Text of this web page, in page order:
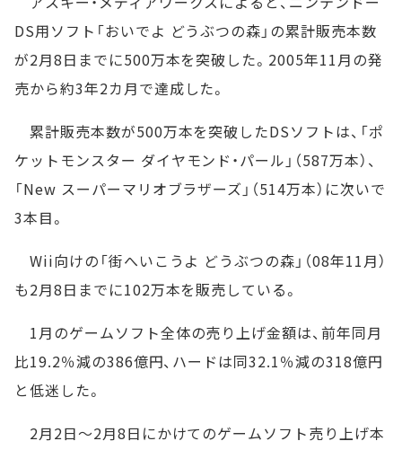
DS用ソフト「おいでよ どうぶつの森」の累計販売本数
が2月8日までに500万本を突破した。2005年11月の発
売から約3年2カ月で達成した。
累計販売本数が500万本を突破したDSソフトは、「ポ
ケットモンスター ダイヤモンド・パール」（587万本）、
「New スーパーマリオブラザーズ」（514万本）に次いで
3本目。
Wii向けの「街へいこうよ どうぶつの森」（08年11月）
も2月8日までに102万本を販売している。
1月のゲームソフト全体の売り上げ金額は、前年同月
比19.2％減の386億円、ハードは同32.1％減の318億円
と低迷した。
2月2日～2月8日にかけてのゲームソフト売り上げ本